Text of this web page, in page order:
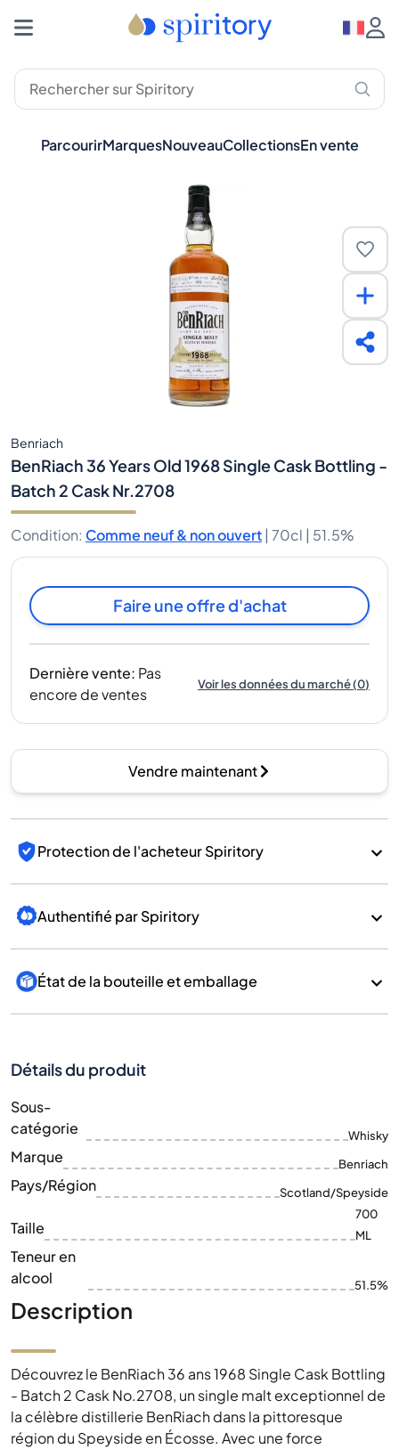
ParcourirMarquesNouveauCollectionsEn vente
Benriach
BenRiach 36 Years Old 1968 Single Cask Bottling -
Batch 2 Cask Nr.2708
Condition: Comme neuf & non ouvert | 70cl | 51.5%
Faire une offre d'achat
Dernière vente: Pas
encore de ventes
Voir les données du marché(0)
Vendre maintenant
Protection de l'acheteur Spiritory
Authentifié par Spiritory
État de la bouteille et emballage
Détails du produit
Sous-
catégorie
Whisky
Marque Benriach
Pays/Région Scotland/Speyside
Taille
700
ML
Teneur en
alcool
51.5%
Description
Découvrez le BenRiach 36 ans 1968 Single Cask Bottling
- Batch 2 Cask No.2708, un single malt exceptionnel de
la célèbre distillerie BenRiach dans la pittoresque
région du Speyside en Écosse. Avec une force